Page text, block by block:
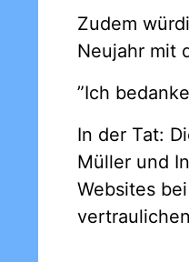
Zudem
Neujahr mit
”Ich
In der Tat:
Müller und
Websites